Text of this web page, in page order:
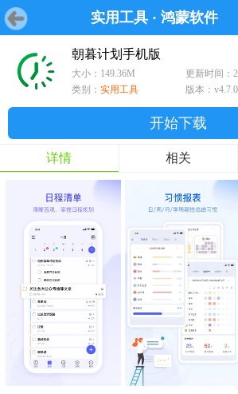
实用工具 · 鸿蒙软件
首页 游戏 软件
游戏 软件 鸿蒙
游戏
鸿蒙
软件
专题
朝暮计划手机版
大小：149.36M
更新时间：
类别： 实用工具 版本：v4.7.0
开始下载
详情 相关